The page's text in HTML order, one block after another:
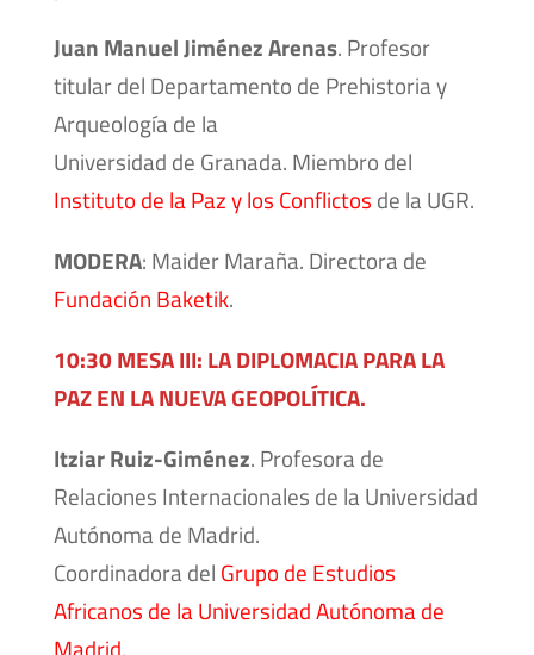
Juan Manuel Jiménez Arenas. Profesor
titular del Departamento de Prehistoria y
Arqueología de la
Universidad de Granada. Miembro del
Instituto de la Paz y los Conflictos de la UGR.
MODERA: Maider Maraña. Directora de
Fundación Baketik.
10:30 MESA III: LA DIPLOMACIA PARA LA
PAZ EN LA NUEVA GEOPOLÍTICA.
Itziar Ruiz-Giménez. Profesora de
Relaciones Internacionales de la Universidad
Autónoma de Madrid.
Coordinadora del Grupo de Estudios
Africanos de la Universidad Autónoma de